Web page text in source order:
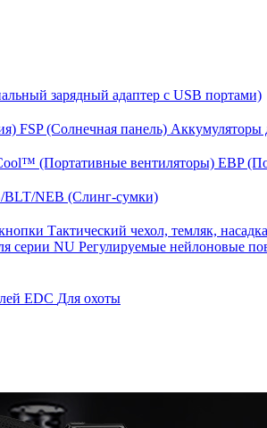
зарядный адаптер с USB портами)
FSP (Солнечная панель) Аккумуляторы
(Портативные вентиляторы) EBP
BLT/NEB (Слинг-сумки)
Тактический чехол, темляк, насадка
серии NU Регулируемые нейлоновые
EDC Для охоты